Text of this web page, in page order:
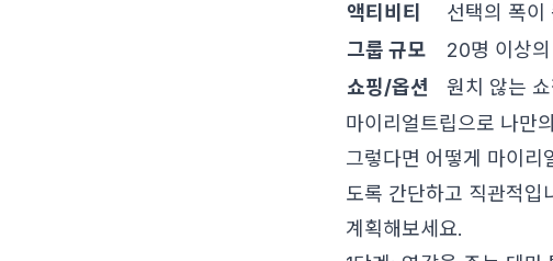
액티비티
선택의 폭이
그룹 규모
20명 이상
쇼핑/옵션
원치 않는
마이리얼트립으로 나만
그렇다면 어떻게 마이리
도록 간단하고 직관적입
계획해보세요.